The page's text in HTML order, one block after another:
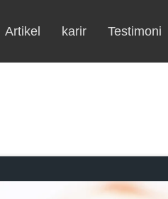
Artikel karir Testimoni